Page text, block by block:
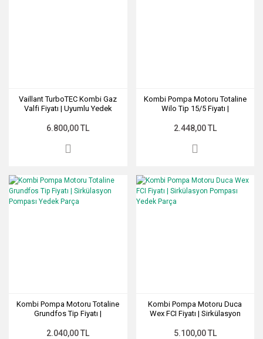
Vaillant TurboTEC Kombi Gaz
Valfi Fiyatı | Uyumlu Yedek
6.800,00 TL
Kombi Pompa Motoru Totaline
Wilo Tip 15/5 Fiyatı |
Parça
2.448,00 TL
Kombi Pompa Motoru Totaline
Grundfos Tip Fiyatı |
Parça
2.040,00 TL
Kombi Pompa Motoru Duca
Wex FCI Fiyatı | Sirkülasyon
5.100,00 TL